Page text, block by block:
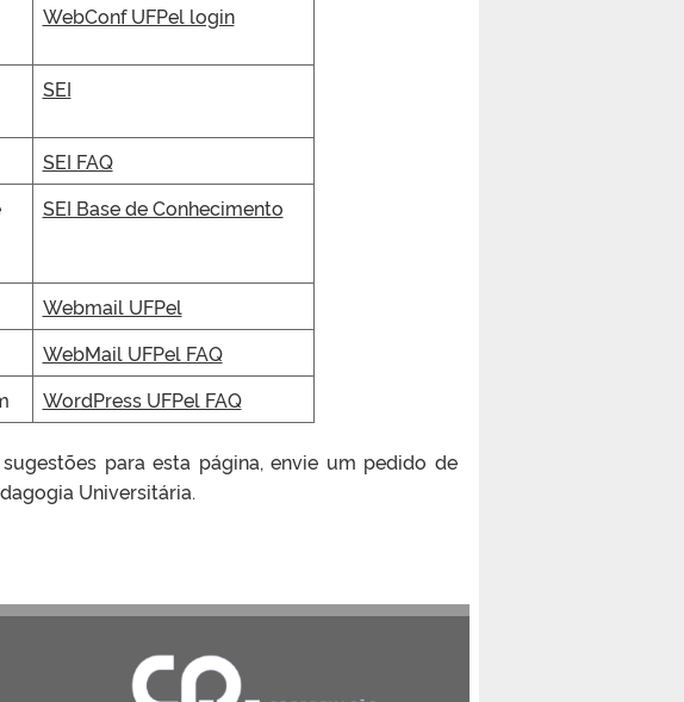
WebConf UFPel login
SEI
SEI FAQ
SEI Base de Conhecimento
Webmail UFPel
WebMail UFPel FAQ
WordPress UFPel FAQ
para esta página, envie um pedido de
Universitária.